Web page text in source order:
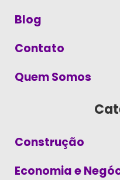
Blog
Contato
Quem Somos
Construção
Economia e